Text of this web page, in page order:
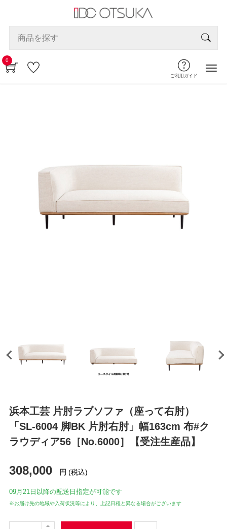
0
ご利用ガイド
浜本工芸 片肘ラブソファ（座って右肘）
「SL-6004 脚BK 片肘右肘」幅163cm 布#ク
ラウディア56［No.6000］【受注生産品】
308,000 円 (税込)
09月21日 以降の配送日指定が可能です
※お届け先の地域や入荷状況等により、上記日程と異なる場合がございます